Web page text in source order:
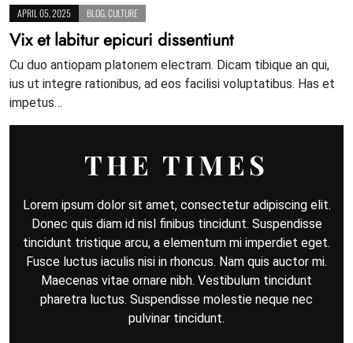
APRIL 05, 2025 BLOG CULTURE
Vix et labitur epicuri dissentiunt
Cu duo antiopam platonem electram. Dicam tibique an qui,
ius ut integre rationibus, ad eos facilisi voluptatibus. Has et
impetus…
THE TIMES
Lorem ipsum dolor sit amet, consectetur adipiscing elit.
Donec quis diam id nisl finibus tincidunt. Suspendisse
tincidunt tristique arcu, a elementum mi imperdiet eget.
Fusce luctus iaculis nisi in rhoncus. Nam quis auctor mi.
Maecenas vitae ornare nibh. Vestibulum tincidunt
pharetra luctus. Suspendisse molestie neque nec
pulvinar tincidunt.